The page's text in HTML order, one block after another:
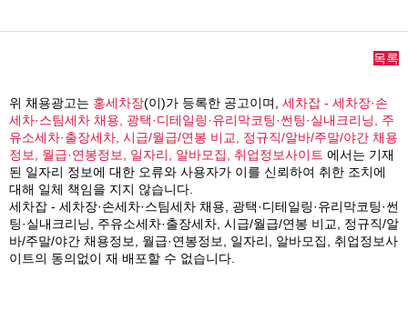
목록
위 채용광고는 홍세차장(이)가 등록한 공고이며, 세차잡 - 세차장·손
세차·스팀세차 채용, 광택·디테일링·유리막코팅·썬팅·실내크리닝, 주
유소세차·출장세차, 시급/월급/연봉 비교, 정규직/알바/주말/야간 채용
정보, 월급·연봉정보, 일자리, 알바모집, 취업정보사이트 에서는 기재
된 일자리 정보에 대한 오류와 사용자가 이를 신뢰하여 취한 조치에
대해 일체 책임을 지지 않습니다.
세차잡 - 세차장·손세차·스팀세차 채용, 광택·디테일링·유리막코팅·썬
팅·실내크리닝, 주유소세차·출장세차, 시급/월급/연봉 비교, 정규직/알
바/주말/야간 채용정보, 월급·연봉정보, 일자리, 알바모집, 취업정보사
이트의 동의없이 재 배포할 수 없습니다.